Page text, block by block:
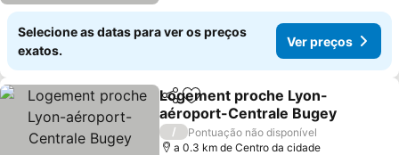
Selecione as datas para ver os preços
exatos.
Ver preços
PartilharAdicionar aos favoritos
Logement proche Lyon-
aéroport-Centrale Bugey
Ver preços
/
Pontuação não disponível
a 0.3 km de Centro da cidade